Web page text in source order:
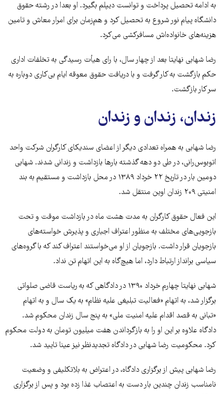
به ادامه تحصیل پرداخت و توانست دیپلم بگیرد. او بعدا در رشته حقوق
دانشگاه پیام نور شروع به تحصیل کرد و هم‌زمان برای امرار معاش و تامین
هزینه‌های خانواده‌اش مسافرکشی می‌کرد.
رضا شهابی نهایتا بعد از چهار سال، با رای هیأت رسیدگی به تخلفات اداری
حکم بازگشت به کار گرفت و با دریافت حقوق معوقه ایام بی‌کاری دوباره به
سر کار بازگشت.
زندان، زندان و زندان
رضا شهابی به همراه تعدادی دیگر از اعضای سندیکای کارگران شرکت واحد
اتوبوس‌رانی، در طی دو دهه گذشته بارها بازداشت و زندانی شدند. شهابی
دومین بار در تاریخ ۲۲ خرداد ۱۳۸۹ در محل بازداشت و مستقیم به بند
امنیتی ۲۰۹ زندان اوین منتقل شد.
این فعال حقوق کارگران به مدت هشت ماه در بازداشت موقت و تحت
بازجویی‌های مختلف به منظور اعتراف اجباری و پذیرش خواسته‌های
بازجویان قرار داشت. بازجویان از او می‌خواستند اعتراف کند که با گروه‌های
سیاسی برانداز ارتباط دارد، اما هیچ‌گاه به این اتهام تن نداد.
شهابی نهایتا چهارم خرداد ۱۳۹۰ در دادگاهی که به ریاست قاضی صلواتی
برگزار شد، به اتهام «فعالیت تبلیغی علیه نظام» به يک سال و به اتهام
«تبانی به قصد اقدام عليه امنيت ملی» به پنج سال زندان محکوم شد.
دادگاه علاوه بر این او را به بازگرداندن هفت ميليون تومان به دولت محکوم
کرد. محکومیت رضا شهابی در دادگاه تجدیدنظر نیز عینا تایید شد.
رضا شهابی پیش از برگزاری دادگاه، در اعتراض به بلاتکلیفی و وضعیت
نامناسب زندان چندین بار دست به اعتصاب غذا زده بود و پس از برگزاری